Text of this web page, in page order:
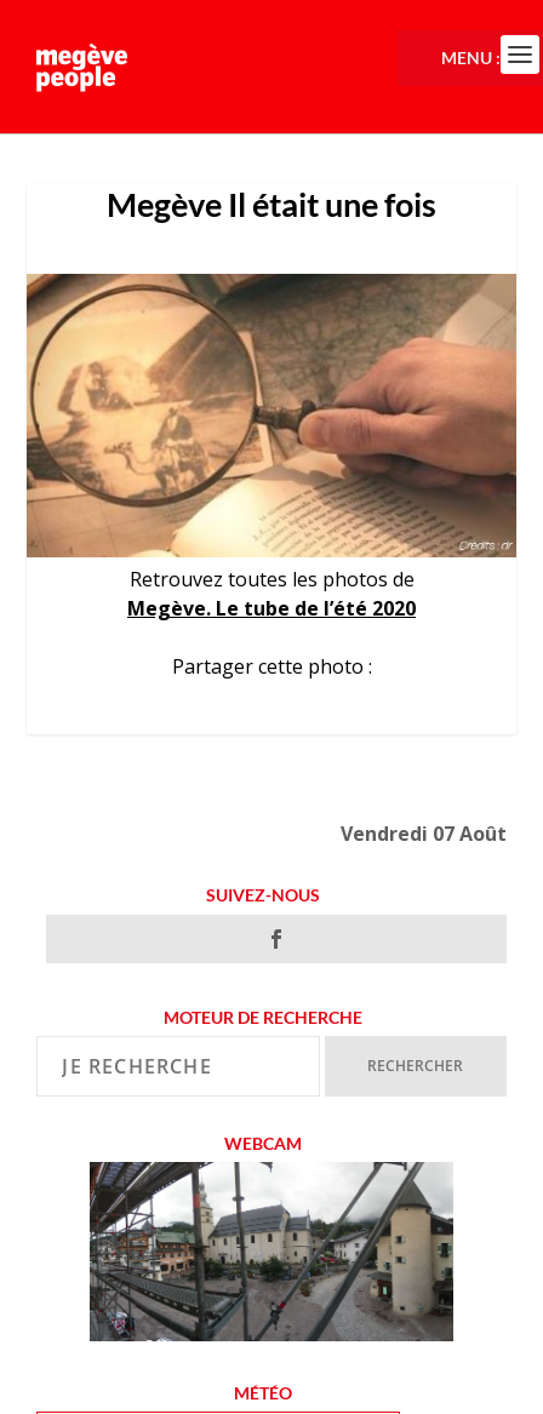
Megève Il était une fois
Retrouvez toutes les photos de
Megève. Le tube de l’été 2020
Partager cette photo :
Vendredi 07 Août
SUIVEZ-NOUS
MOTEUR DE RECHERCHE
WEBCAM
MÉTÉO
MENU :